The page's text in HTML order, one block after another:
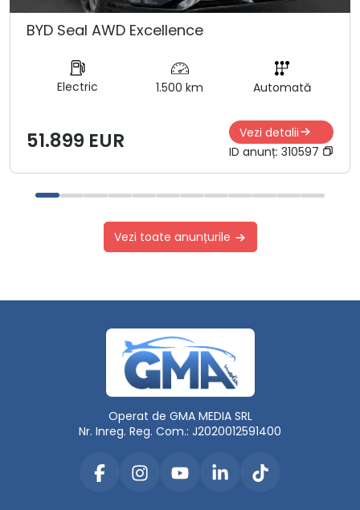
BYD Seal AWD Excellence
Electric 1.500 km Automată
51.899 EUR
Vezi detalii
ID anunț: 310597
Vezi toate anunțurile
Operat de GMA MEDIA SRL
Nr. Inreg. Reg. Com.: J2020012591400